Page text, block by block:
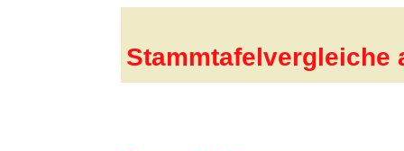
Stammtafelvergleiche